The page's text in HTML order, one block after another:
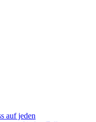
auf jeden